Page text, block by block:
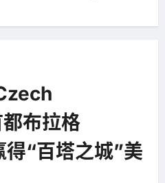
布拉格
得“百塔之城”美